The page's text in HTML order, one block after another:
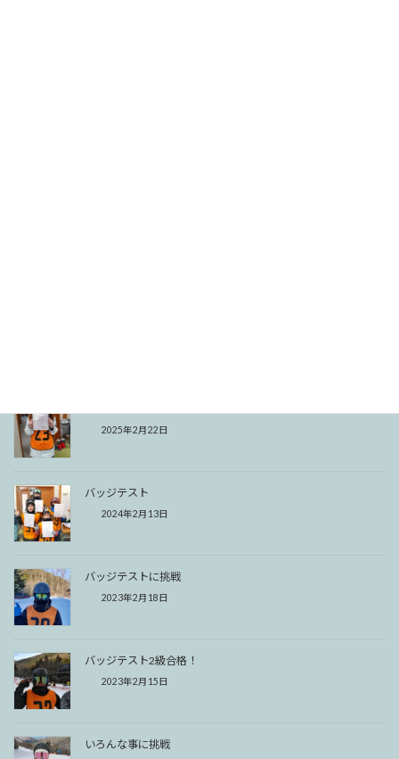
2025年2月22日
バッジテスト
2024年2月13日
バッジテストに挑戦
2023年2月18日
バッジテスト2級合格！
2023年2月15日
いろんな事に挑戦